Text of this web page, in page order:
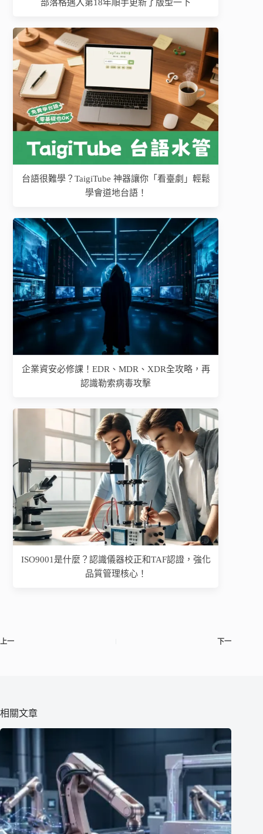
部落格邁入第18年順手更新了版型一下
台語很難學？TaigiTube 神器讓你「看臺劇」輕鬆
學會道地台語！
企業資安必修課！EDR、MDR、XDR全攻略，再
認識勒索病毒攻擊
ISO9001是什麼？認識儀器校正和TAF認證，強化
品質管理核心！
上一 下一
相關文章